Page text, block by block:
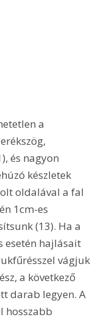
a
és nagyon
készletek
oldalával a fal
1cm-es
(13). Ha a
esetén hajlásait
vágjuk
a következő
darab legyen. A
hosszabb